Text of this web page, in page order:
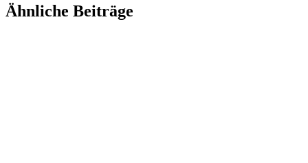
Facebook
LinkedIn
E-
Mail
Ähnliche Beiträge